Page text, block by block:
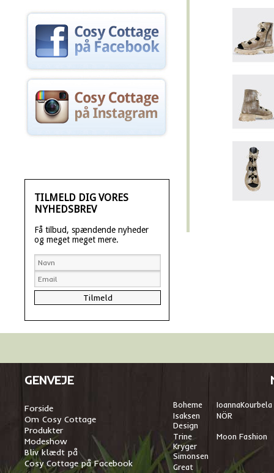
TILMELD DIG VORES
NYHEDSBREV
Få tilbud, spændende nyheder
og meget meget mere.
GENVEJE
Forside
Om Cosy Cottage
Produkter
Modeshow
Bliv klædt på
Cosy Cottage på Facebook
Boheme IoannaKourbela
Isaksen
Design
NÖR
Trine
Kryger
Simonsen
Moon Fashion
Great